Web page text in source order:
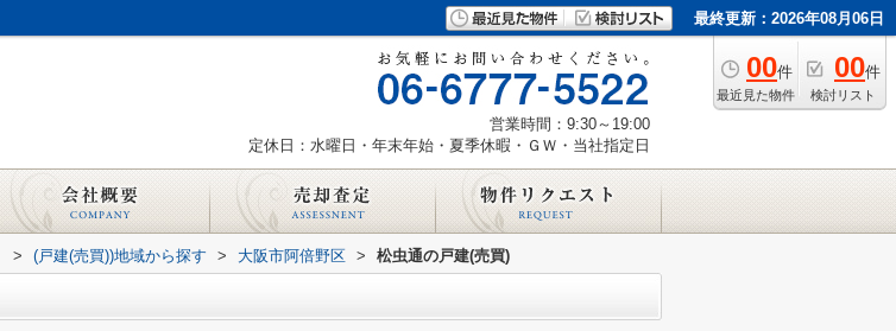
最終更新：2026年08月06日
00件
最近見た物件
00件
検討リスト
営業時間：9:30～19:00
定休日：水曜日・年末年始・夏季休暇・ＧＷ・当社指定日
> (戸建(売買))地域から探す > 大阪市阿倍野区 > 松虫通の戸建(売買)